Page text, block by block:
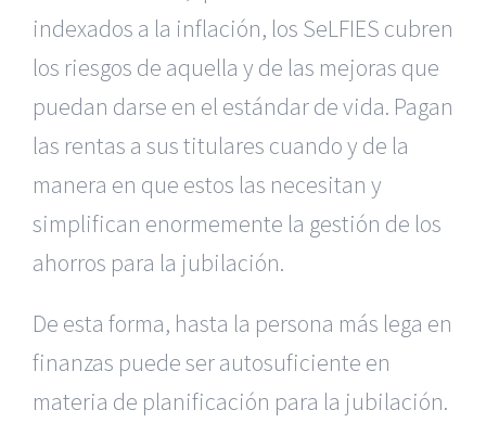
indexados a la inflación, los SeLFIES cubren
los riesgos de aquella y de las mejoras que
puedan darse en el estándar de vida. Pagan
las rentas a sus titulares cuando y de la
manera en que estos las necesitan y
simplifican enormemente la gestión de los
ahorros para la jubilación.
De esta forma, hasta la persona más lega en
finanzas puede ser autosuficiente en
materia de planificación para la jubilación.